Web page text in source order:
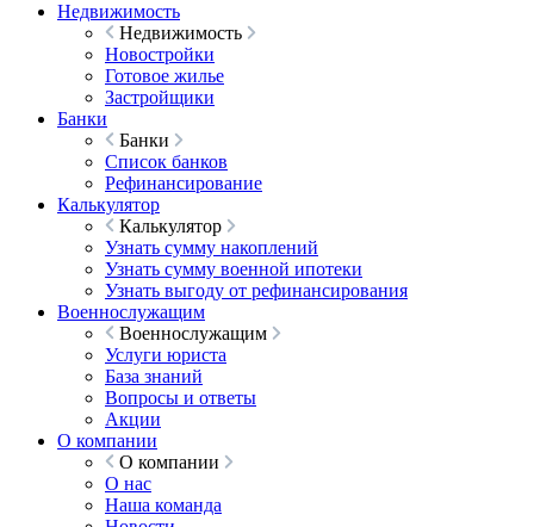
Недвижимость
Недвижимость
Новостройки
Готовое жилье
Застройщики
Банки
Банки
Список банков
Рефинансирование
Калькулятор
Калькулятор
Узнать сумму накоплений
Узнать сумму военной ипотеки
Узнать выгоду от рефинансирования
Военнослужащим
Военнослужащим
Услуги юриста
База знаний
Вопросы и ответы
Акции
О компании
О компании
О нас
Наша команда